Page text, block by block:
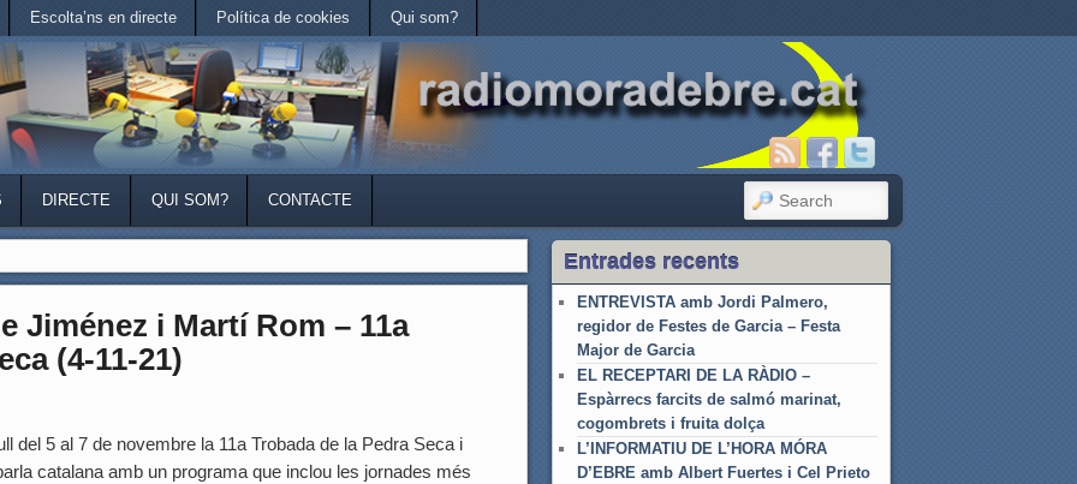
Escolta’ns en directe Política de cookies Qui som?
DIRECTE QUI SOM? CONTACTE SEARCH
Jiménez i Martí Rom – 11a
(4-11-21)
del 5 al 7 de novembre la 11a Trobada de la Pedra Seca i
catalana amb un programa que inclou les jornades més
Entrades recents
ENTREVISTA amb Jordi Palmero,
regidor de Festes de Garcia – Festa
Major de Garcia
EL RECEPTARI DE LA RÀDIO –
Espàrrecs farcits de salmó marinat,
cogombrets i fruita dolça
L’INFORMATIU DE L’HORA MÓRA
D’EBRE amb Albert Fuertes i Cel Prieto